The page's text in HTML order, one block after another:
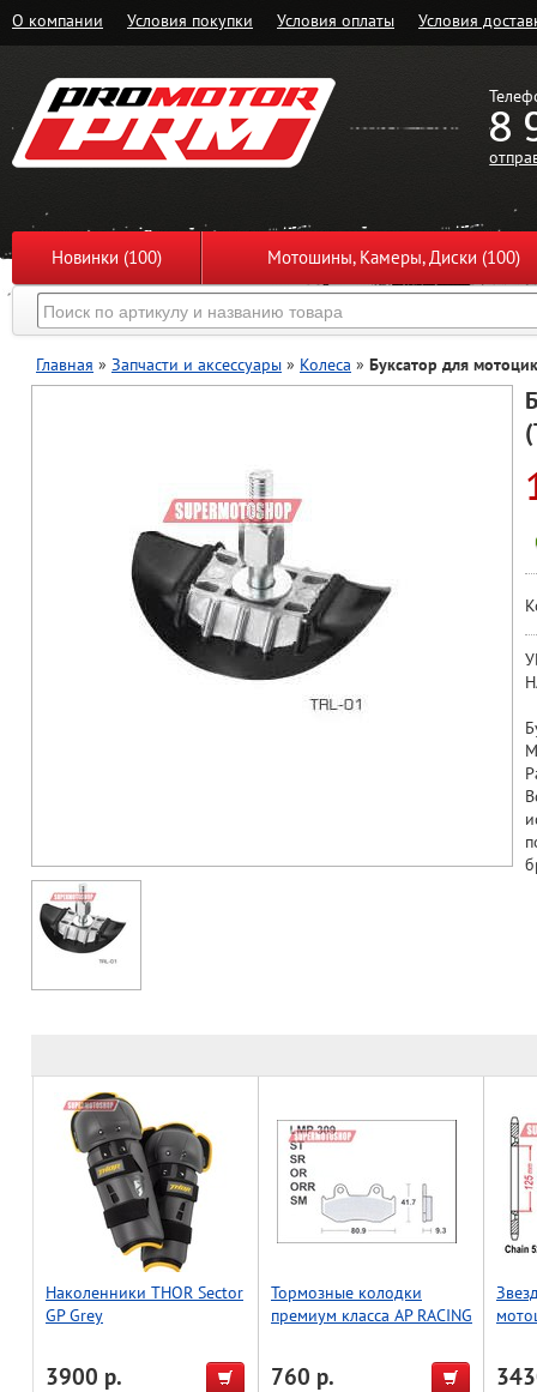
О компании Условия покупки Условия оплаты Условия
8
Новинки (100) Мотошины, Камеры, Диски (100)
Главная » Запчасти и аксессуары » Колеса » Буксатор для
Наколенники THOR Sector
GP Grey
3900 р.
Тормозные колодки
премиум класса AP RACING
760 р.